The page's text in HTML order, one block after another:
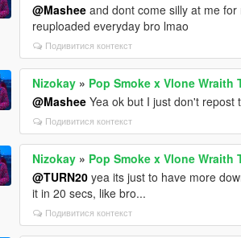
@Mashee and dont come silly at me
reuploaded everyday bro lmao
Подивитися контекст
Nizokay » Pop Smoke x Vlone Wraith
@Mashee Yea ok but I just don't repost
Подивитися контекст
Nizokay » Pop Smoke x Vlone Wraith
@TURN20 yea its just to have more
it in 20 secs, like bro...
Подивитися контекст